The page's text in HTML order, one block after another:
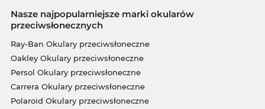
Nasze najpopularniejsze marki okularów
przeciwsłonecznych
Ray-Ban Okulary przeciwsłoneczne
Oakley Okulary przeciwsłoneczne
Persol Okulary przeciwsłoneczne
Carrera Okulary przeciwsłoneczne
Polaroid Okulary przeciwsłoneczne